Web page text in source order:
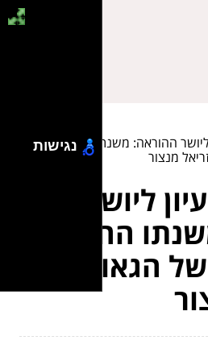
ההוראה: משנתו החינוכית
מנצור
ליושר
החינוכית
הגאון רבי
נגישות